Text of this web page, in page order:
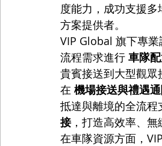
度能力，成功支援
方案提供者。
VIP Global 旗下專
流程需求進行 車隊
貴賓接送到大型觀
在 機場接送與禮遇
抵達與離境的全流程
接，打造高效率、
在車隊資源方面，